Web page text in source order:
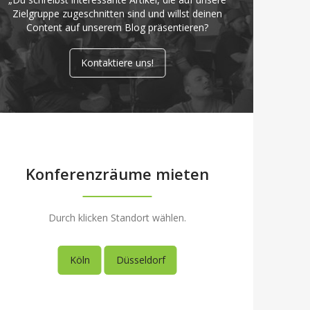
Zielgruppe zugeschnitten sind und willst deinen
Content auf unserem Blog präsentieren?
Kontaktiere uns!
Konferenzräume mieten
Durch klicken Standort wählen.
Köln Düsseldorf